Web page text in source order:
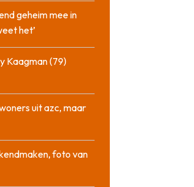
geheim mee in
het’
Kaagman (79)
uit azc, maar
foto van